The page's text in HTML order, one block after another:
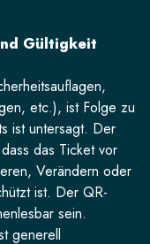
Gültigkeit
etc.), ist Folge zu
ist untersagt. Der
das Ticket vor
Verändern oder
ist. Der QR-
sein.
generell